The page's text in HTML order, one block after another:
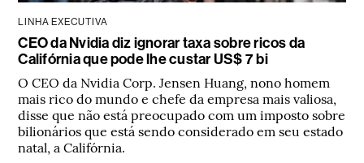
LINHA EXECUTIVA
CEO da Nvidia diz ignorar taxa sobre ricos da
Califórnia que pode lhe custar US$ 7 bi
O CEO da Nvidia Corp. Jensen Huang, nono homem
mais rico do mundo e chefe da empresa mais valiosa,
disse que não está preocupado com um imposto sobre
bilionários que está sendo considerado em seu estado
natal, a Califórnia.